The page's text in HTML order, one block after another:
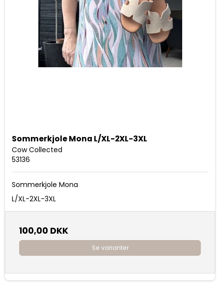
Sommerkjole Mona L/XL-2XL-3XL
Cow Collected
53136
Sommerkjole Mona
L/XL-2XL-3XL
100,00 DKK
Se varianter